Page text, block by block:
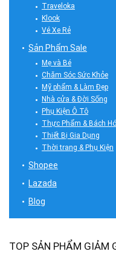
Traveloka
Klook
Vé Xe Rẻ
Sản Phẩm Sale
Mẹ và Bé
Chăm Sóc Sức Khỏe
Mỹ phẩm & Làm Đẹp
Nhà cửa & Đời Sống
Phụ Kiện Ô Tô
Thực Phẩm & Bách
Thiết Bị Gia Dụng
Thời trang & Phụ Kiện
Shopee
Lazada
Blog
TOP SẢN PHẨM GIẢM